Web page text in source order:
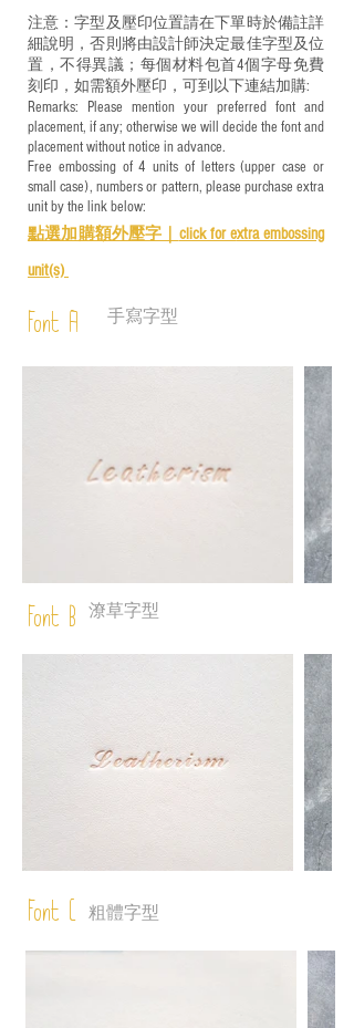
注意：字型及壓印位置請在下單時於備註詳
細說明，否則將由設計師決定最佳字型及位
置，不得異議；每個材料包首4個字母免費
刻印，如需額外壓印，可到以下連結加購:
Remarks: Please mention your preferred font and
placement, if any; otherwise we will decide the font and
placement without notice in advance.
Free embossing of 4 units of letters (upper case or
small case), numbers or pattern, please purchase extra
unit by the link below:
點選加購額外壓字｜ click for extra embossing
unit(s)
Font A 手寫字型
Font B 潦草字型
Font C 粗體字型